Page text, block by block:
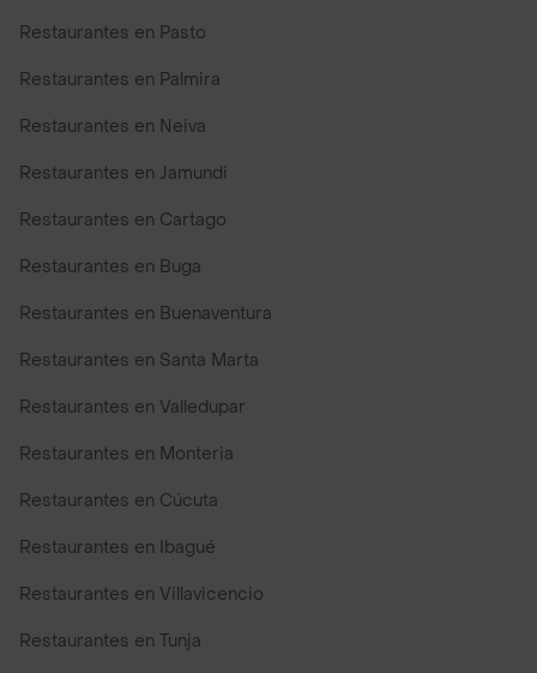
Restaurantes en Pasto
Restaurantes en Palmira
Restaurantes en Neiva
Restaurantes en Jamundi
Restaurantes en Cartago
Restaurantes en Buga
Restaurantes en Buenaventura
Restaurantes en Santa Marta
Restaurantes en Valledupar
Restaurantes en Monteria
Restaurantes en Cúcuta
Restaurantes en Ibagué
Restaurantes en Villavicencio
Restaurantes en Tunja